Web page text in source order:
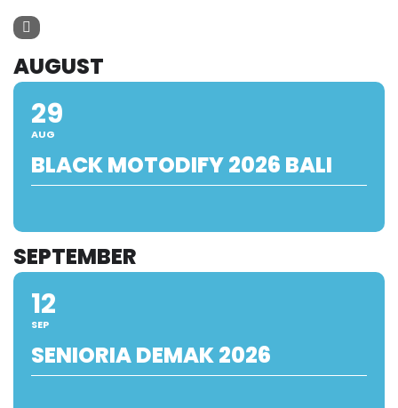
AUGUST
29
AUG
BLACK MOTODIFY 2026 BALI
SEPTEMBER
12
SEP
SENIORIA DEMAK 2026